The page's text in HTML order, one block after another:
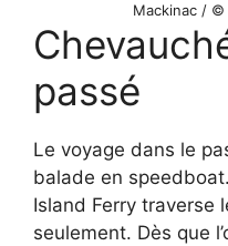
Mackinac / ©
passé
Le voyage dans le
balade en
Island Ferry traverse
seulement. Dès que